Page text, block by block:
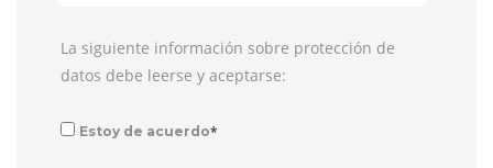
La siguiente información sobre protección de
datos debe leerse y aceptarse:
Estoy de acuerdo*